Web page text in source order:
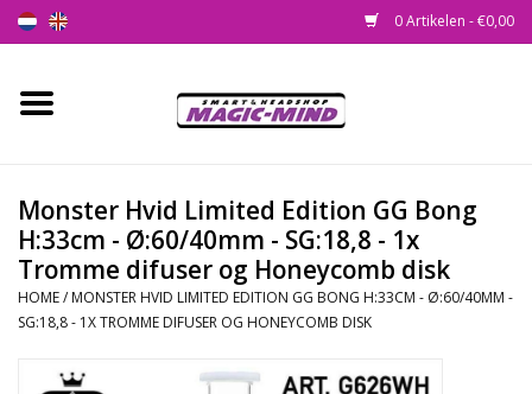
0 Artikelen - €0,00
Home
Smartshop
Headshop
SEEDSHOP
Monster Hvid Limited Edition GG Bong
H:33cm - Ø:60/40mm - SG:18,8 - 1x
Tromme difuser og Honeycomb disk
HOME/ MONSTER HVID LIMITED EDITION GG BONG H:33CM - Ø:60/40MM -
SG:18,8 - 1X TROMME DIFUSER OG HONEYCOMB DISK